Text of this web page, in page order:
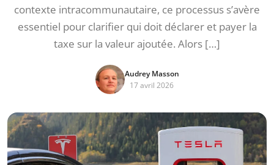
contexte intracommunautaire, ce processus s’avère
essentiel pour clarifier qui doit déclarer et payer la
taxe sur la valeur ajoutée. Alors […]
Audrey Masson
17 avril 2026